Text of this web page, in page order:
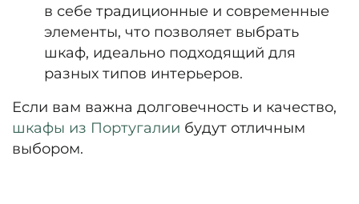
в себе традиционные и современные
элементы, что позволяет выбрать
шкаф, идеально подходящий для
разных типов интерьеров.
Если вам важна долговечность и качество,
шкафы из Португалии будут отличным
выбором.